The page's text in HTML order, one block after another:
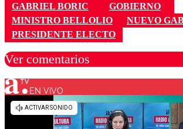
GABRIEL BORIC
GOBIERNO
MINISTRO BELLOLIO
NUEVO
PRESIDENTE ELECTO
Ver comentarios
Los comentarios son moderados para
diálogo respetuoso.
EN VIVO